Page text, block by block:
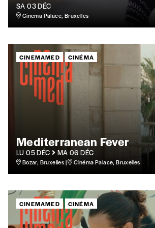
AJOUTER
Offre découverte
SA 03 DÉC
Cinéma Palace, Bruxelles
CINEMAMED CINÉMA
Mediterranean Fever
LU 05 DÉC MA 06 DÉC
Bozar, Bruxelles | Cinéma Palace, Bruxelles
CINEMAMED CINÉMA